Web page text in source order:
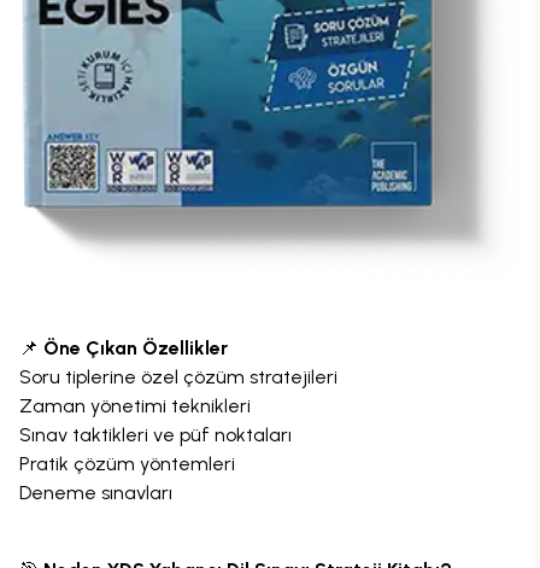
📌 Öne Çıkan Özellikler
Soru tiplerine özel çözüm stratejileri
Zaman yönetimi teknikleri
Sınav taktikleri ve püf noktaları
Pratik çözüm yöntemleri
Deneme sınavları